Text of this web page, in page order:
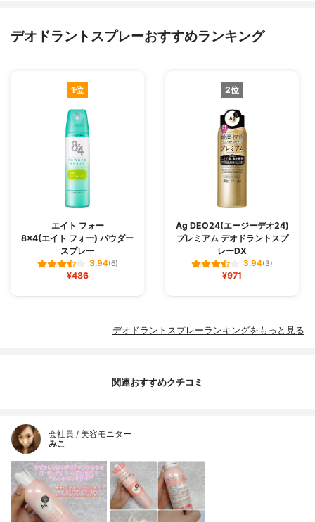
デオドラントスプレーおすすめランキング
1位
エイト フォー
8×4(エイト フォー) パウダー
スプレー
3.94(6)
¥486
2位
Ag DEO24(エージーデオ24)
プレミアム デオドラントスプ
レーDX
3.94(3)
¥971
デオドラントスプレーランキングをもっと見る
関連おすすめクチコミ
会社員 / 美容モニター
みこ